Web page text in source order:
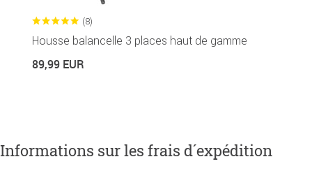
(8)
Housse balancelle 3 places haut de gamme
89,99 EUR
Informations sur les frais d´expédition